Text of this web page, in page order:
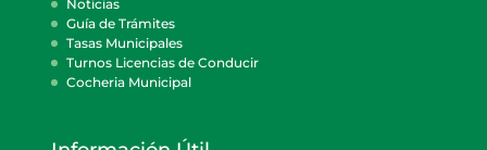
Noticias
Guía de Trámites
Tasas Municipales
Turnos Licencias de Conducir
Cocheria Municipal